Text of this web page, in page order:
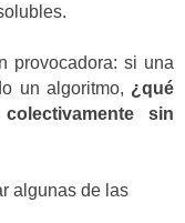
provocadora: si una
un algoritmo, ¿qué
sin
algunas de las